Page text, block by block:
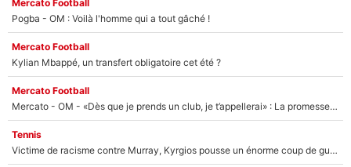
Mercato Football
Pogba - OM : Voilà l'homme qui a tout gâché !
Mercato Football
Kylian Mbappé, un transfert obligatoire cet été ?
Mercato Football
Mercato - OM - «Dès que je prends un club, je t’appellerai» : La promesse de Marcelino au moment de claquer la porte
Tennis
Victime de racisme contre Murray, Kyrgios pousse un énorme coup de gueule !